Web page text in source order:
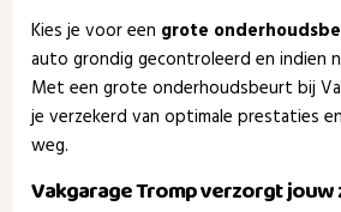
Kies je voor een grote
auto grondig gecontroleerd en indien
Met een grote onderhoudsbeurt bij
je verzekerd van optimale prestaties
weg.
Vakgarage Tromp verzorgt